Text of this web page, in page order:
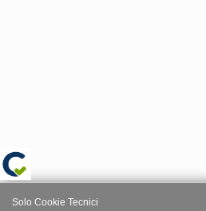
Solo Cookie Tecnici